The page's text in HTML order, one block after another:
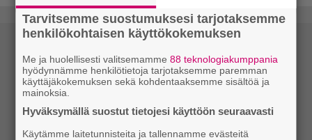
Tarvitsemme suostumuksesi tarjotaksemme
henkilökohtaisen käyttökokemuksen
Me ja huolellisesti valitsemamme88 teknologiakumppania
hyödynnämme henkilötietoja tarjotaksemme paremman
käyttäjäkokemuksen sekä kohdentaaksemme sisältöä ja
mainoksia.
Hyväksymällä suostut tietojesi käyttöön seuraavasti
Käytämme laitetunnisteita ja tallennamme evästeitä